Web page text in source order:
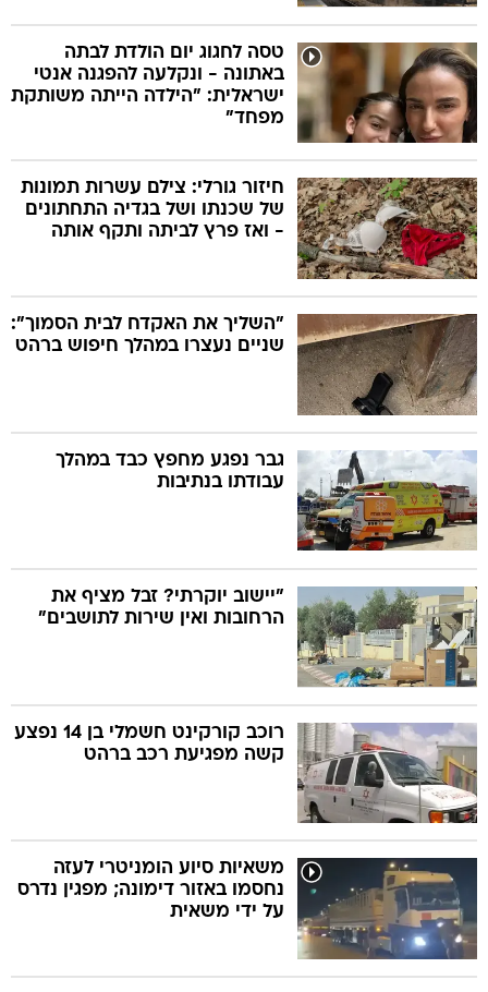
טסה לחגוג יום הולדת לבתה
באתונה - ונקלעה להפגנה אנטי
ישראלית: "הילדה הייתה משותקת
מפחד"
חיזור גורלי: צילם עשרות תמונות
של שכנתו ושל בגדיה התחתונים
- ואז פרץ לביתה ותקף אותה
"השליך את האקדח לבית הסמוך":
שניים נעצרו במהלך חיפוש ברהט
גבר נפגע מחפץ כבד במהלך
עבודתו בנתיבות
"יישוב יוקרתי? זבל מציף את
הרחובות ואין שירות לתושבים"
רוכב קורקינט חשמלי בן 14 נפצע
קשה מפגיעת רכב ברהט
משאיות סיוע הומניטרי לעזה
נחסמו באזור דימונה; מפגין נדרס
על ידי משאית